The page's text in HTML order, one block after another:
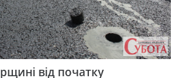
від початку